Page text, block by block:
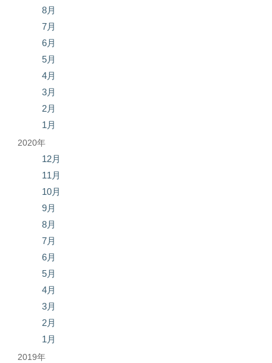
8月
7月
6月
5月
4月
3月
2月
1月
2020年
12月
11月
10月
9月
8月
7月
6月
5月
4月
3月
2月
1月
2019年